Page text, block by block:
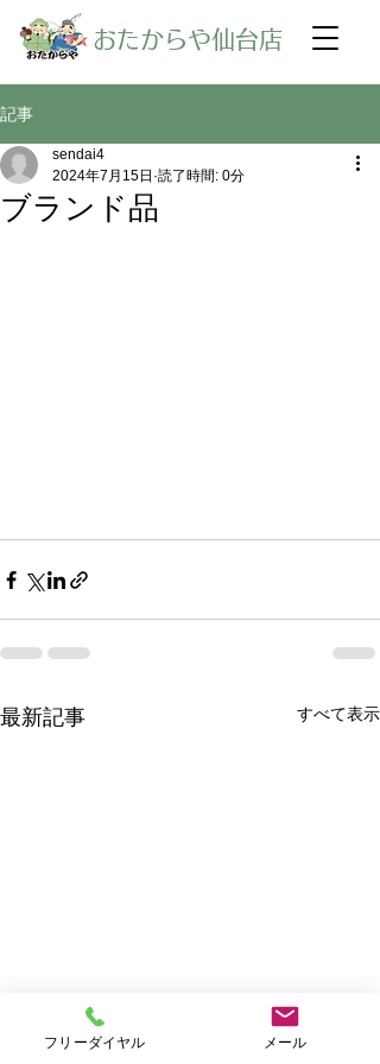
​おたからや仙台店
記事
ブランド品
sendai4
2024年7月15日 読了時間: 0分
最新記事 すべて表示
フリーダイヤル メール